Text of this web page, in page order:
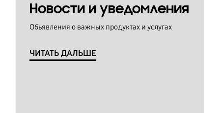
Новости и уведомления
Обьявления о важных продуктах и услугах
ЧИТАТЬ ДАЛЬШЕ